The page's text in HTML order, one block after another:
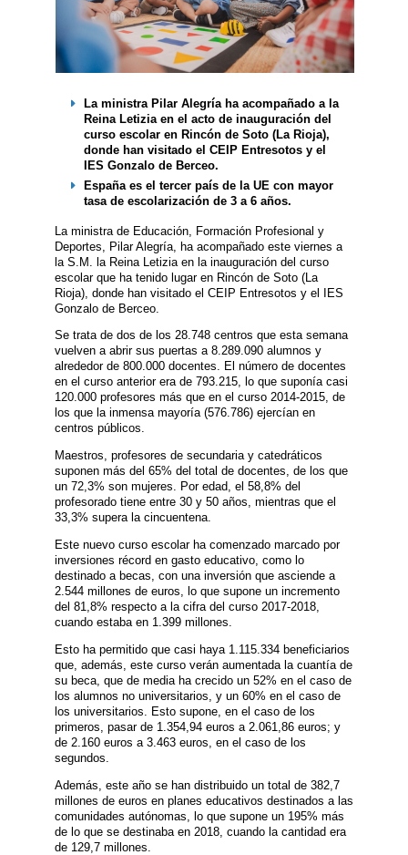
La ministra Pilar Alegría ha acompañado a la
Reina Letizia en el acto de inauguración del
curso escolar en Rincón de Soto (La Rioja),
donde han visitado el CEIP Entresotos y el
IES Gonzalo de Berceo.
España es el tercer país de la UE con mayor
tasa de escolarización de 3 a 6 años.
La ministra de Educación, Formación Profesional y
Deportes, Pilar Alegría, ha acompañado este viernes a
la S.M. la Reina Letizia en la inauguración del curso
escolar que ha tenido lugar en Rincón de Soto (La
Rioja), donde han visitado el CEIP Entresotos y el IES
Gonzalo de Berceo.
Se trata de dos de los 28.748 centros que esta semana
vuelven a abrir sus puertas a 8.289.090 alumnos y
alrededor de 800.000 docentes. El número de docentes
en el curso anterior era de 793.215, lo que suponía casi
120.000 profesores más que en el curso 2014-2015, de
los que la inmensa mayoría (576.786) ejercían en
centros públicos.
Maestros, profesores de secundaria y catedráticos
suponen más del 65% del total de docentes, de los que
un 72,3% son mujeres. Por edad, el 58,8% del
profesorado tiene entre 30 y 50 años, mientras que el
33,3% supera la cincuentena.
Este nuevo curso escolar ha comenzado marcado por
inversiones récord en gasto educativo, como lo
destinado a becas, con una inversión que asciende a
2.544 millones de euros, lo que supone un incremento
del 81,8% respecto a la cifra del curso 2017-2018,
cuando estaba en 1.399 millones.
Esto ha permitido que casi haya 1.115.334 beneficiarios
que, además, este curso verán aumentada la cuantía de
su beca, que de media ha crecido un 52% en el caso de
los alumnos no universitarios, y un 60% en el caso de
los universitarios. Esto supone, en el caso de los
primeros, pasar de 1.354,94 euros a 2.061,86 euros; y
de 2.160 euros a 3.463 euros, en el caso de los
segundos.
Además, este año se han distribuido un total de 382,7
millones de euros en planes educativos destinados a las
comunidades autónomas, lo que supone un 195% más
de lo que se destinaba en 2018, cuando la cantidad era
de 129,7 millones.